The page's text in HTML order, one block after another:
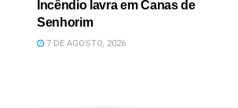
Incêndio lavra em Canas de
Senhorim
7 DE AGOSTO, 2026